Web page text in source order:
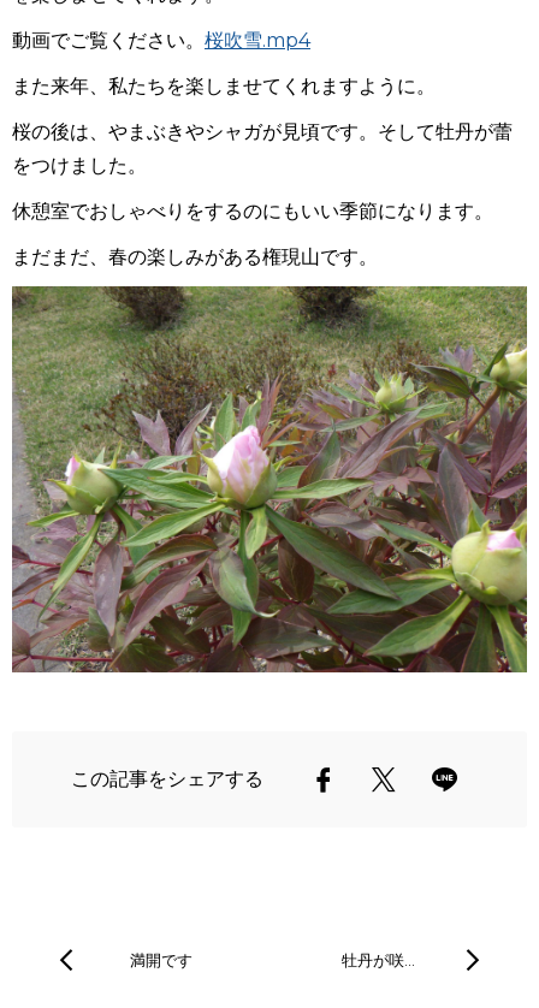
動画でご覧ください。 桜吹雪.mp4
また来年、私たちを楽しませてくれますように。
桜の後は、やまぶきやシャガが見頃です。そして牡丹が蕾
をつけました。
休憩室でおしゃべりをするのにもいい季節になります。
まだまだ、春の楽しみがある権現山です。
この記事をシェアする
満開です 牡丹が咲…